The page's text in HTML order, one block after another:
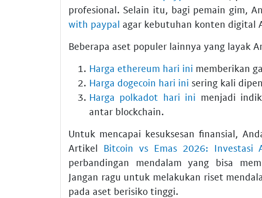
profesional. Selain itu, bagi pemain gim,
with paypal agar kebutuhan konten digital
Beberapa aset populer lainnya yang layak
Harga ethereum hari ini memberikan
Harga dogecoin hari ini sering kali
Harga polkadot hari ini menjadi
antar blockchain.
Untuk mencapai kesuksesan finansial,
Artikel Bitcoin vs Emas 2026: Investasi
perbandingan mendalam yang bisa
Jangan ragu untuk melakukan riset
pada aset berisiko tinggi.